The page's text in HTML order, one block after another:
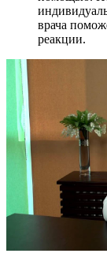
врача
реакции.